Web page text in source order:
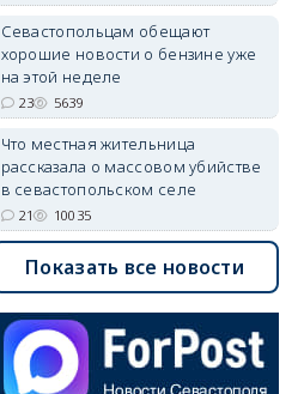
Севастопольцам обещают
хорошие новости о бензине уже
на этой неделе
23 5639
Что местная жительница
рассказала о массовом убийстве
в севастопольском селе
21 10035
Показать все новости